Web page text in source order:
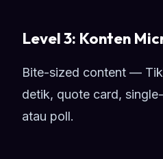
Level 3: Konten
Bite-sized content —
detik, quote card,
atau poll.